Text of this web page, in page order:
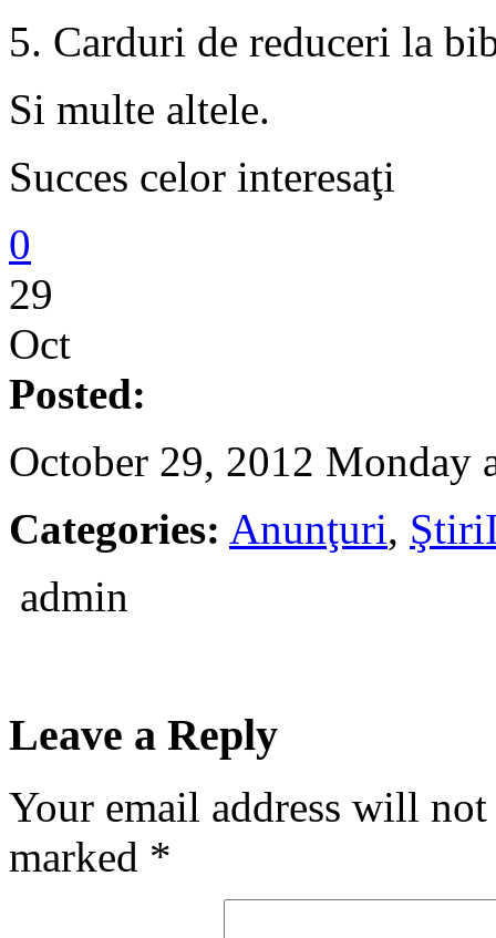
5. Carduri de reduceri la
Si multe altele.
Succes celor interesaţi
0
29
Oct
Posted:
October 29, 2012 Monday
Categories: Anunţuri,
admin
Leave a Reply
Your email address will
marked *